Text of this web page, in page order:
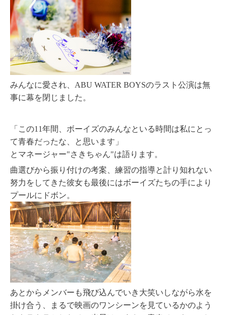
みんなに愛され、ABU WATER BOYSのラスト公演は無
事に幕を閉じました。
「この11年間、ボーイズのみんなといる時間は私にとっ
て青春だったな、と思います」
とマネージャー"さきちゃん"は語ります。
曲選びから振り付けの考案、練習の指導と計り知れない
努力をしてきた彼女も最後にはボーイズたちの手により
プールにドボン。
あとからメンバーも飛び込んでいき大笑いしながら水を
掛け合う、まるで映画のワンシーンを見ているかのよう